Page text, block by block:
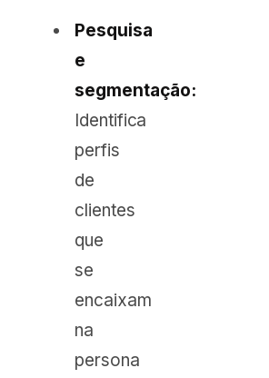
Pesquisa
e
segmentação:
Identifica
perfis
de
clientes
que
se
encaixam
na
persona